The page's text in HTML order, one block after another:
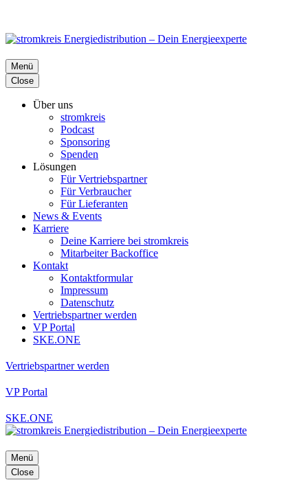
Menü
Close
Über uns
stromkreis
Podcast
Sponsoring
Spenden
Lösungen
Für Vertriebspartner
Für Verbraucher
Für Lieferanten
News & Events
Karriere
Deine Karriere bei stromkreis
Mitarbeiter Backoffice
Kontakt
Kontaktformular
Impressum
Datenschutz
Vertriebspartner werden
VP Portal
SKE.ONE
Vertriebspartner werden
VP Portal
SKE.ONE
Menü
Close